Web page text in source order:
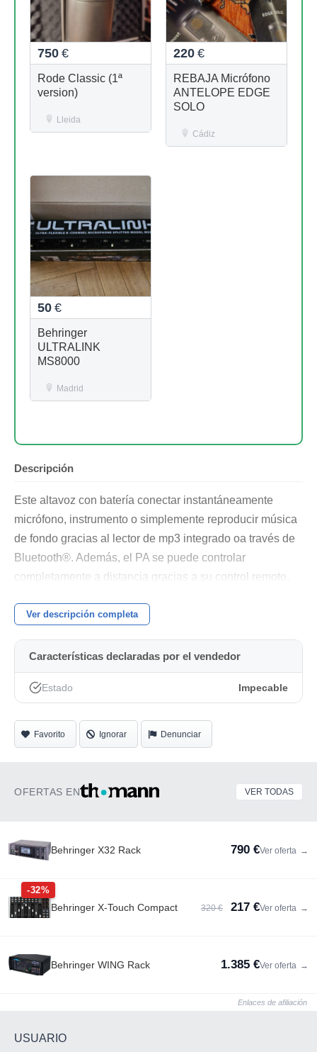
750 €
Rode Classic (1ª
version)
Lleida
220 €
REBAJA Micrófono
ANTELOPE EDGE
SOLO
Cádiz
50 €
Behringer
ULTRALINK
MS8000
Madrid
Descripción
Este altavoz con batería conectar instantáneamente
micrófono, instrumento o simplemente reproducir música
de fondo gracias al lector de mp3 integrado oa través de
Bluetooth®. Además, el PA se puede controlar
completamente a distancia gracias a su control remoto.
de 3 canales con entradas de micrófono, línea, RCA y
MP3 incorporado, puerto USB y ranura SD. También
puede recibir audio a través de Bluetooth® desde
cualquier dispositivo portátil. Todo el sistema de
control remoto.
Ver descripción completa
Características declaradas por el vendedor
Estado Impecable
Favorito Ignorar Denunciar
OFERTAS EN VER TODAS
Behringer X32 Rack 790 €Ver oferta →
-32%
Behringer X-Touch Compact 320 € 217 €Ver oferta →
Behringer WING Rack 1.385 €Ver oferta →
Enlaces de afiliación
USUARIO